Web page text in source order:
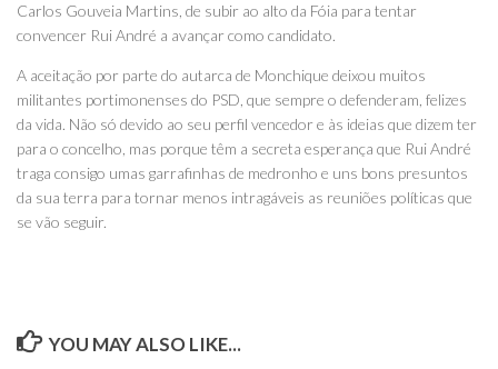
Carlos Gouveia Martins, de subir ao alto da Fóia para tentar
convencer Rui André a avançar como candidato.
A aceitação por parte do autarca de Monchique deixou muitos
militantes portimonenses do PSD, que sempre o defenderam, felizes
da vida. Não só devido ao seu perfil vencedor e às ideias que dizem ter
para o concelho, mas porque têm a secreta esperança que Rui André
traga consigo umas garrafinhas de medronho e uns bons presuntos
da sua terra para tornar menos intragáveis as reuniões políticas que
se vão seguir.
YOU MAY ALSO LIKE...